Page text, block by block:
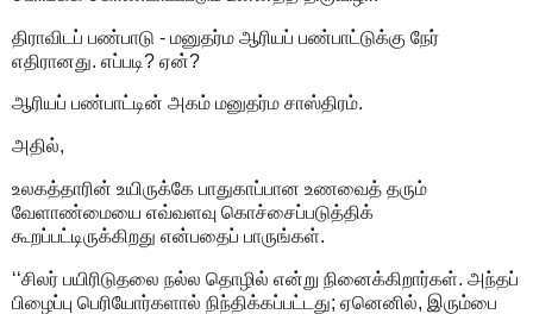
திராவிடப் பண்பாடு - மனுதர்ம ஆரியப் பண்பாட்டுக்கு நேர்
எதிரானது. எப்படி? ஏன்?
ஆரியப் பண்பாட்டின் அகம் மனுதர்ம சாஸ்திரம்.
அதில்,
உலகத்தாரின் உயிருக்கே பாதுகாப்பான உணவைத் தரும்
வேளாண்மையை எவ்வளவு கொச்சைப்படுத்திக்
கூறப்பட்டிருக்கிறது என்பதைப் பாருங்கள்.
‘‘சிலர் பயிரிடுதலை நல்ல தொழில் என்று நினைக்கிறார்கள். அந்தப்
பிழைப்பு பெரியோர்களால் நிந்திக்கப்பட்டது; ஏனெனில், இரும்பை